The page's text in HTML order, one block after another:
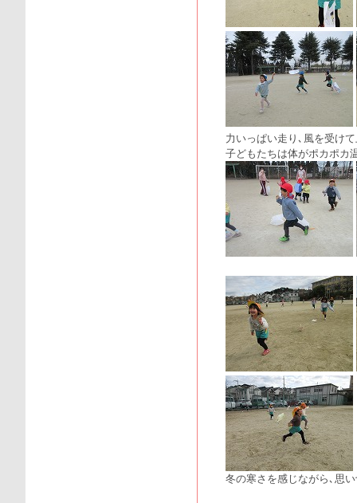
力いっぱい走り､風を受け
子どもたちは体がポカポカ
冬の寒さを感じながら､思